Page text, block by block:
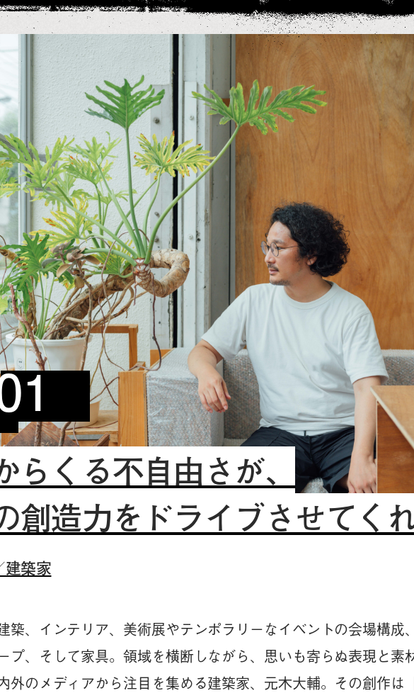
らくる不自由さが、
創造力をドライブさせてく
建築家
築、インテリア、美術展やテンポラリーなイベントの会場構成
プ、そして家具。領域を横断しながら、思いも寄らぬ表現と素
外のメディアから注目を集める建築家、元木大輔。その創作は